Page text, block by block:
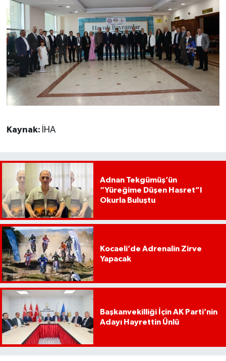
Kaynak: İHA
Adnan Tekgümüş’ün
“Yüreğime Düşen Hasret”I
Okurla Buluştu
Kocaeli’de Adrenalin Zirve
Yapacak
Başkanvekilliği İçin AK Parti’nin
Adayı Hayrettin Ünlü